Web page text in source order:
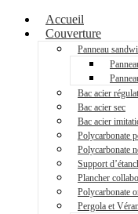
Accueil
Couverture
Panneau
Bac acier
Bac acier sec
Bac acier
Polycarbonate
Polycarbonate
Support
Plancher
Polycarbonate
Pergola et